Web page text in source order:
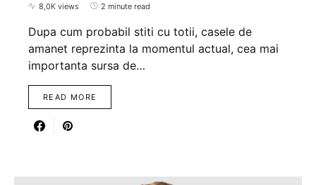
8,0K views 2 minute read
Dupa cum probabil stiti cu totii, casele de
amanet reprezinta la momentul actual, cea mai
importanta sursa de…
READ MORE